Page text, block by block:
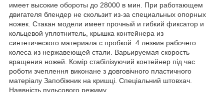
имеет высокие обороты до 28000 в мин. При работающем
двигателя блендер не скользит из-за специальных опорных
ножек. Стакан модели имеет прочный и гибкий фиксатор и
кольцевой уплотнитель, крышка контейнера из
синтетического материала с пробкой. 4 лезвия рабочего
колеса из нержавеющей стали. Варьируемая скорость
вращения ножей. Комір стабілізуючий контейнер під час
роботи зчеплення виконане з довговічного пластичного
матеріалу Запобіжник на кришці. Спеціальний штовхач.
Наявність пульсового режиму.